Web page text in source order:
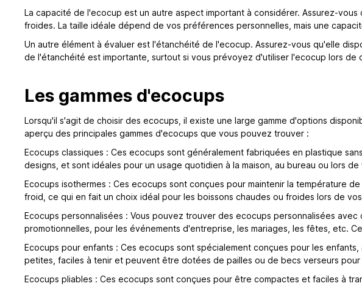
La capacité de l'ecocup est un autre aspect important à considérer. Assurez-
froides. La taille idéale dépend de vos préférences personnelles, mais une
Un autre élément à évaluer est l'étanchéité de l'ecocup. Assurez-vous qu'elle
de l'étanchéité est importante, surtout si vous prévoyez d'utiliser l'ecocup lors de
Les gammes d'ecocups
Lorsqu'il s'agit de choisir des ecocups, il existe une large gamme d'options
aperçu des principales gammes d'ecocups que vous pouvez trouver :
Ecocups classiques : Ces ecocups sont généralement fabriquées en plastique
designs, et sont idéales pour un usage quotidien à la maison, au bureau ou lors
Ecocups isothermes : Ces ecocups sont conçues pour maintenir la température
froid, ce qui en fait un choix idéal pour les boissons chaudes ou froides lors de
Ecocups personnalisées : Vous pouvez trouver des ecocups personnalisées
promotionnelles, pour les événements d'entreprise, les mariages, les fêtes, etc.
Ecocups pour enfants : Ces ecocups sont spécialement conçues pour les
petites, faciles à tenir et peuvent être dotées de pailles ou de becs verseurs pour
Ecocups pliables : Ces ecocups sont conçues pour être compactes et faciles à